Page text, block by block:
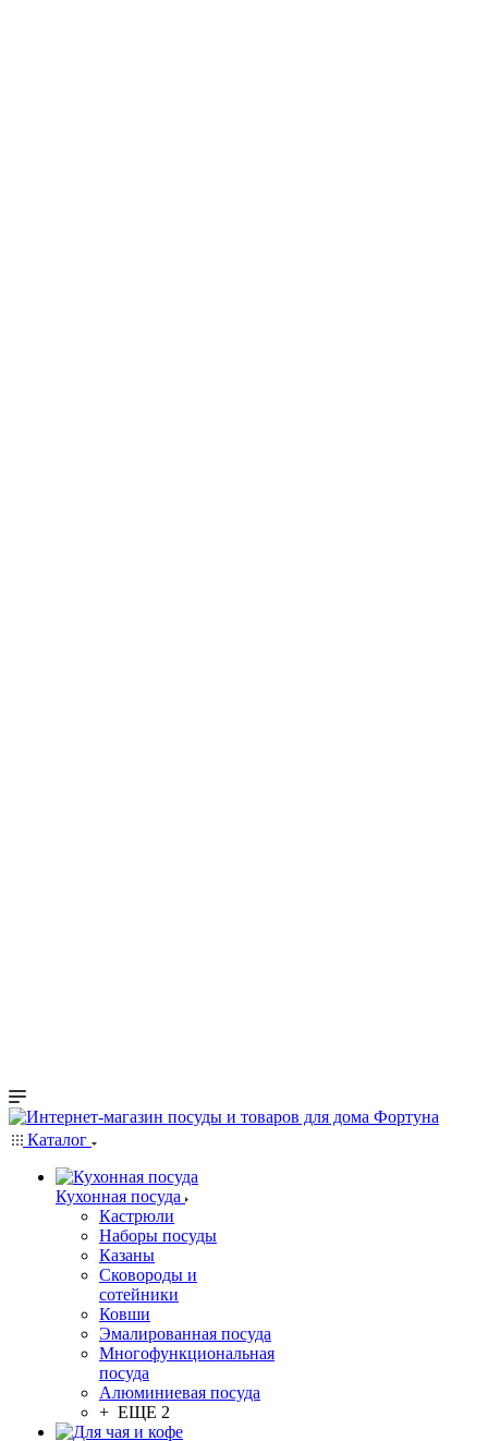
Каталог
Кухонная посуда
Кастрюли
Наборы посуды
Казаны
Сковороды и
сотейники
Ковши
Эмалированная посуда
Многофункциональная
посуда
Алюминиевая посуда
+ ЕЩЕ 2